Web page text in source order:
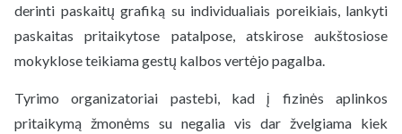
derinti paskaitų grafiką su individualiais poreikiais, lankyti
paskaitas pritaikytose patalpose, atskirose aukštosiose
mokyklose teikiama gestų kalbos vertėjo pagalba.
Tyrimo organizatoriai pastebi, kad į fizinės aplinkos
pritaikymą žmonėms su negalia vis dar žvelgiama kiek